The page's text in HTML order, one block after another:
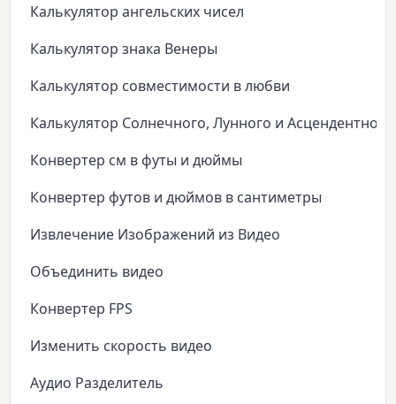
Калькулятор ангельских чисел
Калькулятор знака Венеры
Калькулятор совместимости в любви
Калькулятор Солнечного, Лунного и Асцендентного
Конвертер см в футы и дюймы
Конвертер футов и дюймов в сантиметры
Извлечение Изображений из Видео
Объединить видео
Конвертер FPS
Изменить скорость видео
Аудио Разделитель